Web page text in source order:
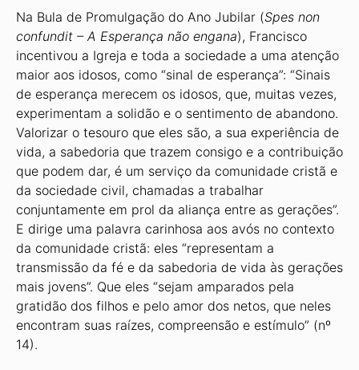
Na Bula de Promulgação do Ano Jubilar (Spes non
confundit – A Esperança não engana), Francisco
incentivou a Igreja e toda a sociedade a uma atenção
maior aos idosos, como “sinal de esperança”: “Sinais
de esperança merecem os idosos, que, muitas vezes,
experimentam a solidão e o sentimento de abandono.
Valorizar o tesouro que eles são, a sua experiência de
vida, a sabedoria que trazem consigo e a contribuição
que podem dar, é um serviço da comunidade cristã e
da sociedade civil, chamadas a trabalhar
conjuntamente em prol da aliança entre as gerações”.
E dirige uma palavra carinhosa aos avós no contexto
da comunidade cristã: eles “representam a
transmissão da fé e da sabedoria de vida às gerações
mais jovens”. Que eles “sejam amparados pela
gratidão dos filhos e pelo amor dos netos, que neles
encontram suas raízes, compreensão e estímulo” (nº
14).